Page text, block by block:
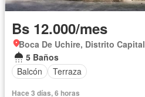
Bs 12.000/mes
Boca De Uchire, Distrito Capital
5 Baños
Balcón
Terraza
Hace 3 días, 6 horas